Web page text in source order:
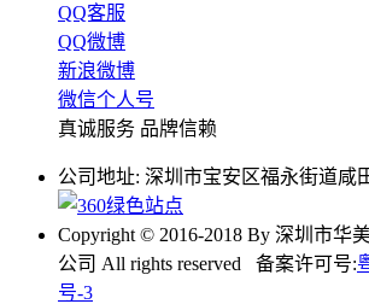
QQ客服
QQ微博
新浪微博
微信个人号
真诚服务 品牌信赖
公司地址: 深圳市宝安区福永街道咸
Copyright © 2016-2018 By 深圳市华
公司 All rights reserved 备案许可号:
号-3